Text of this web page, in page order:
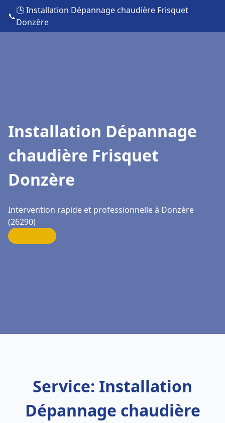
📞
🕒 Installation Dépannage chaudière Frisquet
Donzère
Installation Dépannage
chaudière Frisquet
Donzère
Intervention rapide et professionnelle à Donzère
(26290)
Service: Installation
Dépannage chaudière